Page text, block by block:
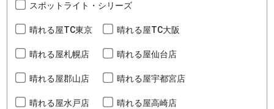
スポットライト・シリーズ
晴れる屋TC東京 晴れる屋TC大阪
晴れる屋札幌店 晴れる屋仙台店
晴れる屋郡山店 晴れる屋宇都宮店
晴れる屋水戸店 晴れる屋高崎店